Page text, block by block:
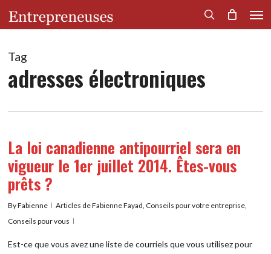
content
search
Tag
adresses électroniques
La loi canadienne antipourriel sera en
vigueur le 1er juillet 2014. Êtes-vous
prêts ?
ByFabienne Articles de Fabienne Fayad, Conseils pour votre entreprise,
Conseils pour vous
Est-ce que vous avez une liste de courriels que vous utilisez pour